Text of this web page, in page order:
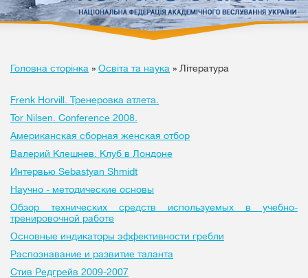
Головна сторінка » Освіта та наука » Література
Frenk Horvill. Тренеровка атлета.
Tor Nilsen. Conference 2008.
Американская сборная женская отбор
Валерий Клешнев. Клуб в Лондоне
Интервью Sebastyan Shmidt
Научно - методические основы
Обзор технических средств используемых в учебно-
тренировочной работе
Основные индикаторы эффективности гребли
Распознавание и развитие таланта
Стив Редгрейв 2009-2007